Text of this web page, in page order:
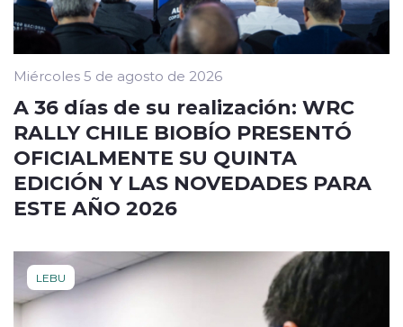
Miércoles 5 de agosto de 2026
A 36 días de su realización: WRC
RALLY CHILE BIOBÍO PRESENTÓ
OFICIALMENTE SU QUINTA
EDICIÓN Y LAS NOVEDADES PARA
ESTE AÑO 2026
LEBU